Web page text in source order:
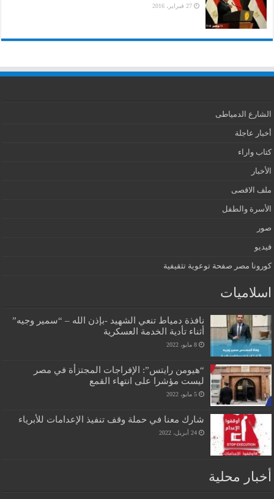
27 فبراير، 2016
الشارع الدمياطى
أخبار عاجلة
كتاب واراء
الأخبار
ملف الاقصى
الأسرة والطفل
صور
فيديو
كورونا مصر صفحة توعوية تثقيفية
اسلاميات
نافذة دمياط تنعي الشهيد -بإذن الله – “سمير وجيه”
أثناء تأدية الخدمة العسكرية
8 مايو، 2022
“هيومن رايتس”: الإفراجات المجتزأة في مصر
ليست مؤشرا على انتهاء القمع
5 مايو، 2022
شارك معنا في حملة وقف تنفيذ الإعدامات للأبرياء
24 أبريل، 2022
أخبار محلية